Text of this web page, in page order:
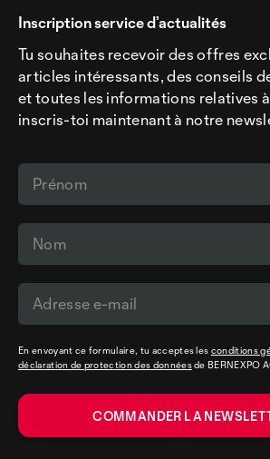
Inscription service d’actualités
Tu souhaites recevoir des offres
articles intéressants, des conseils
et toutes les informations relatives
inscris-toi maintenant à notre
En envoyant ce formulaire, tu acceptes les conditions
déclaration de protection des donnéesde BERNEXPO